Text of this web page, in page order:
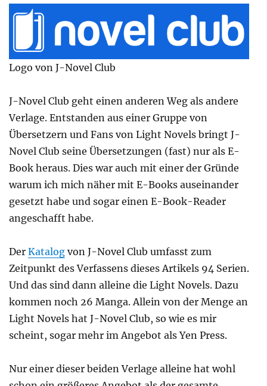
Logo von J-Novel Club
J-Novel Club geht einen anderen Weg als andere
Verlage. Entstanden aus einer Gruppe von
Übersetzern und Fans von Light Novels bringt J-
Novel Club seine Übersetzungen (fast) nur als E-
Book heraus. Dies war auch mit einer der Gründe
warum ich mich näher mit E-Books auseinander
gesetzt habe und sogar einen E-Book-Reader
angeschafft habe.
Der Katalog von J-Novel Club umfasst zum
Zeitpunkt des Verfassens dieses Artikels 94 Serien.
Und das sind dann alleine die Light Novels. Dazu
kommen noch 26 Manga. Allein von der Menge an
Light Novels hat J-Novel Club, so wie es mir
scheint, sogar mehr im Angebot als Yen Press.
Nur einer dieser beiden Verlage alleine hat wohl